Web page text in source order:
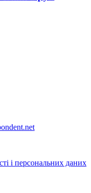
і персональних даних